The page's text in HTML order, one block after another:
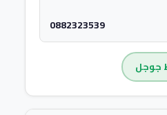
0882323539
جوجل